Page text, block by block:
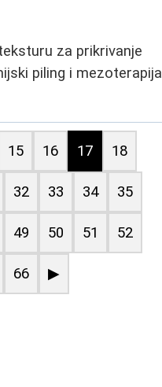
za prikrivanje
piling i mezoterapija
15 16 17 18
32 33 34 35
49 50 51 52
66 ▶